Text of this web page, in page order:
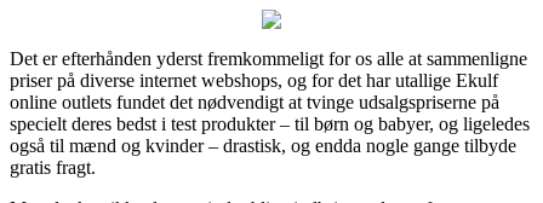
Det er efterhånden yderst fremkommeligt for os alle at sammenligne
priser på diverse internet webshops, og for det har utallige Ekulf
online outlets fundet det nødvendigt at tvinge udsalgspriserne på
specielt deres bedst i test produkter – til børn og babyer, og ligeledes
også til mænd og kvinder – drastisk, og endda nogle gange tilbyde
gratis fragt.